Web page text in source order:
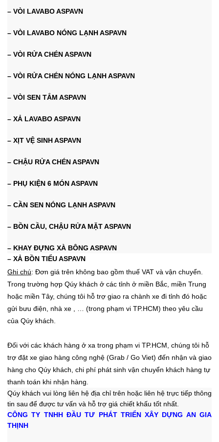
– VÒI LAVABO ASPAVN
– VÒI LAVABO NÓNG LẠNH ASPAVN
– VÒI RỬA CHÉN ASPAVN
– VÒI RỬA CHÉN NÓNG LẠNH ASPAVN
– VÒI SEN TẮM ASPAVN
– XẢ LAVABO ASPAVN
– XỊT VỆ SINH ASPAVN
– CHẬU RỬA CHÉN ASPAVN
– PHỤ KIỆN 6 MÓN ASPAVN
– CẦN SEN NÓNG LẠNH ASPAVN
– BỒN CẦU, CHẬU RỬA MẶT ASPAVN
– KHAY ĐỰNG XÀ BÔNG ASPAVN
– XẢ BỒN TIỂU ASPAVN
Ghi chú: Đơn giá trên không bao gồm thuế VAT và vận chuyển.
Trong trường hợp Qúy khách ở các tỉnh ở miền Bắc, miền Trung
hoặc miền Tây, chúng tôi hỗ trợ giao ra chành xe đi tỉnh đó hoặc
gửi bưu điện, nhà xe , … (trong phạm vi TP.HCM) theo yêu cầu
của Qúy khách.
Đối với các khách hàng ở xa trong phạm vi TP.HCM, chúng tôi hỗ
trợ đặt xe giao hàng công nghệ (Grab / Go Viet) đến nhận và giao
hàng cho Qúy khách, chi phí phát sinh vận chuyển khách hàng tự
thanh toán khi nhận hàng.
Qúy khách vui lòng liên hệ địa chỉ trên hoặc liên hệ trực tiếp thông
tin sau để được tư vấn và hỗ trợ giá chiết khấu tốt nhất.
CÔNG TY TNHH ĐẦU TƯ PHÁT TRIỂN XÂY DỰNG AN GIA
THỊNH